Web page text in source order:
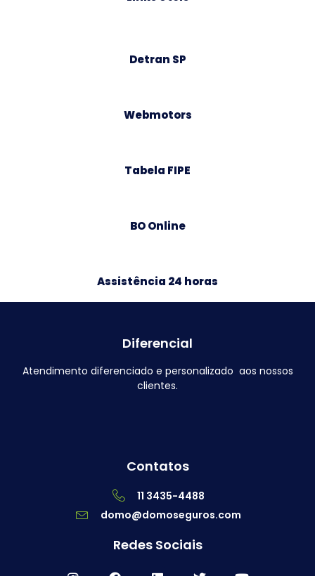
Detran SP
Webmotors
Tabela FIPE
BO Online
Assistência 24 horas
Diferencial
Atendimento diferenciado e personalizado aos nossos
clientes.
Contatos
11 3435-4488
domo@domoseguros.com
Redes Sociais